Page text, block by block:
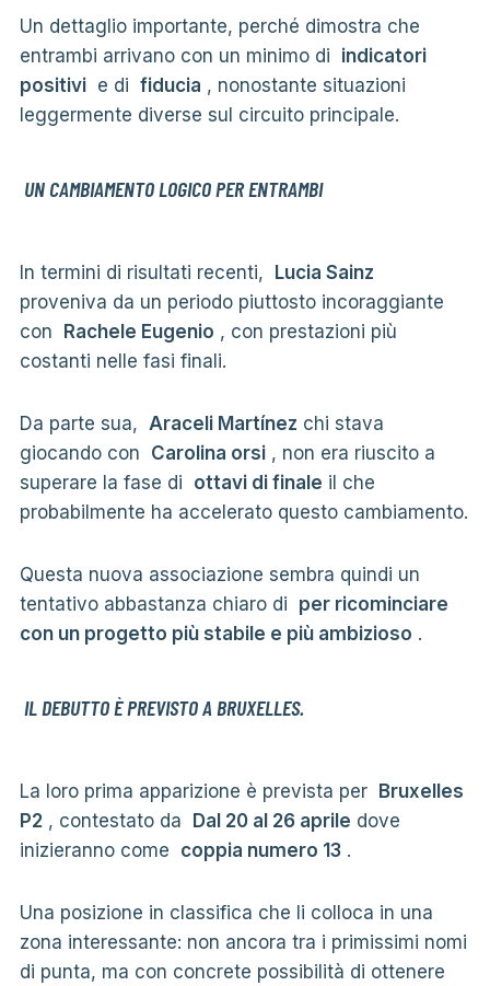
Un dettaglio importante, perché dimostra che
entrambi arrivano con un minimo di indicatori
positivie di fiducia , nonostante situazioni
leggermente diverse sul circuito principale.
UN CAMBIAMENTO LOGICO PER ENTRAMBI
In termini di risultati recenti, Lucia Sainz
proveniva da un periodo piuttosto incoraggiante
con Rachele Eugenio , con prestazioni più
costanti nelle fasi finali.
Da parte sua, Araceli Martínez chi stava
giocando con Carolina orsi, non era riuscito a
superare la fase di ottavi di finale il che
probabilmente ha accelerato questo cambiamento.
Questa nuova associazione sembra quindi un
tentativo abbastanza chiaro di per ricominciare
con un progetto più stabile e più ambizioso .
IL DEBUTTO È PREVISTO A BRUXELLES.
La loro prima apparizione è prevista per Bruxelles
P2, contestato da Dal 20 al 26 aprile dove
inizieranno come coppia numero 13.
Una posizione in classifica che li colloca in una
zona interessante: non ancora tra i primissimi nomi
di punta, ma con concrete possibilità di ottenere